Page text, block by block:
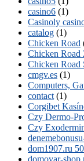
casino6 (1)
Casinoly
catalog (1)
Chicken Road
Chicken Road
Chicken Road
cmgv.es (1)
Computers,
contact (1)
Corgibet
Czy Dermo-
Czy
dom1907.ru
domovar-